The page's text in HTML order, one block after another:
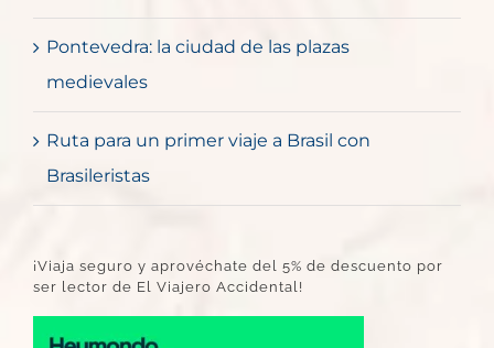
Pontevedra: la ciudad de las plazas
medievales
Ruta para un primer viaje a Brasil con
Brasileristas
¡Viaja seguro y aprovéchate del 5% de descuento por
ser lector de El Viajero Accidental!